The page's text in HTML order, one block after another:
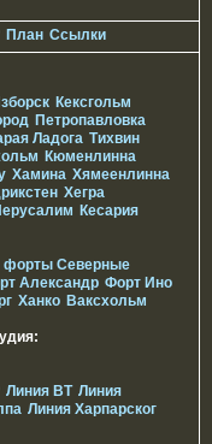
План Ссылки
Кексгольм
Петропавловка
Ладога Тихвин
Кюменлинна
Хамина Хямеенлинна
Хегра
Кесария
форты Северные
Александр Форт Ино
Ханко Ваксхольм
Линия ВТ Линия
Линия Харпарског